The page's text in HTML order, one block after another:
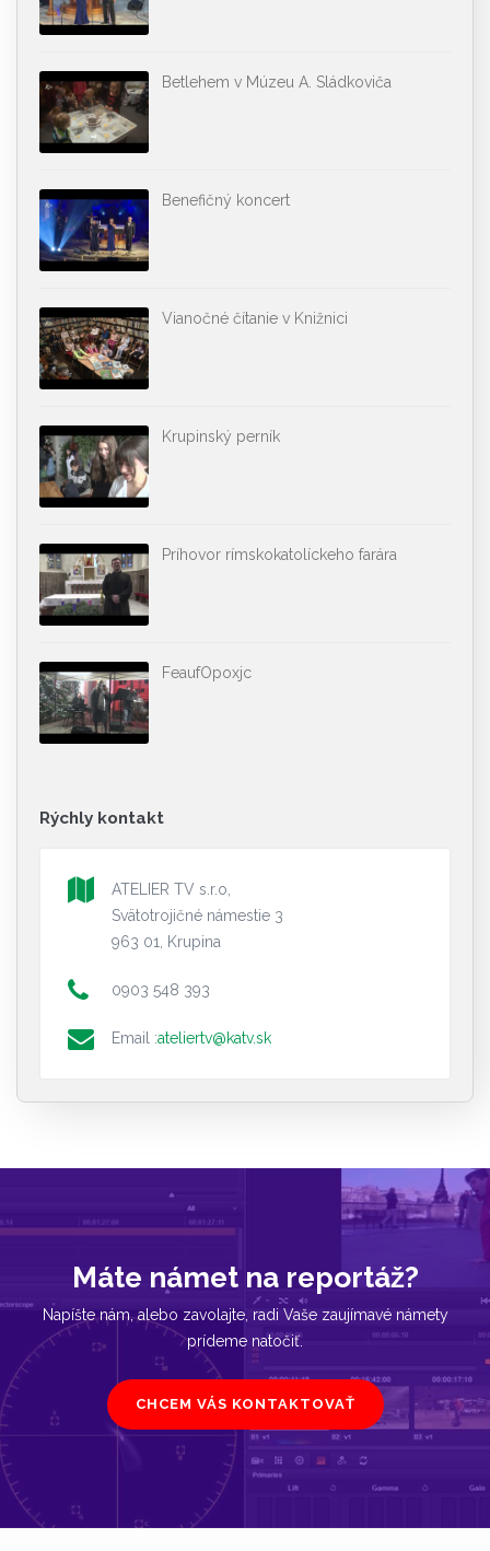
Betlehem v Múzeu A. Sládkoviča
Benefičný koncert
Vianočné čítanie v Knižnici
Krupinský perník
Príhovor rímskokatolíckeho farára
FeaufOpoxjc
Rýchly kontakt
ATELIER TV s.r.o,
Svätotrojičné námestie 3
963 01, Krupina
0903 548 393
Email :ateliertv@katv.sk
Máte námet na reportáž?
Napíšte nám, alebo zavolajte, radi Vaše zaujímavé námety
prídeme natočiť.
CHCEM VÁS KONTAKTOVAŤ